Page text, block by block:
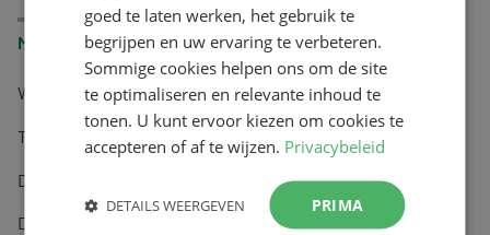
Merken
Wapiti
Tai-Ginseng
Dermagíq
Draisma
goed te laten werken, het gebruik te
begrijpen en uw ervaring te verbeteren.
Sommige cookies helpen ons om de site
te optimaliseren en relevante inhoud te
tonen. U kunt ervoor kiezen om cookies te
accepteren of af te wijzen. Privacybeleid
PRIMA
DETAILS WEERGEVEN